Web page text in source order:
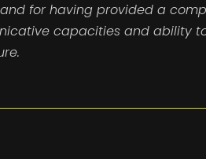
for having provided a
capacities and ability